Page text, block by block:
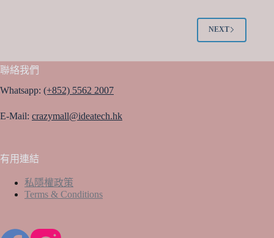
NEXT
聯絡我們
Whatsapp: (+852) 5562 2007
E-Mail: crazymall@ideatech.hk
有用連結
私隱權政策
Terms & Conditions